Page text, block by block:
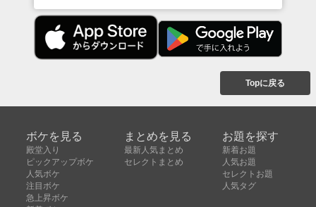
Topに戻る
ボケを見る
殿堂入り
ピックアップボケ
人気ボケ
注目ボケ
急上昇ボケ
まとめを見る
最新人気まとめ
セレクトまとめ
お題を探す
新着お題
人気お題
セレクトお題
人気タグ